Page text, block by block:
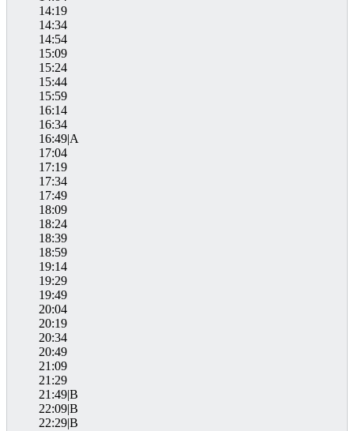
14:19
14:34
14:54
15:09
15:24
15:44
15:59
16:14
16:34
16:49|A
17:04
17:19
17:34
17:49
18:09
18:24
18:39
18:59
19:14
19:29
19:49
20:04
20:19
20:34
20:49
21:09
21:29
21:49|B
22:09|B
22:29|B